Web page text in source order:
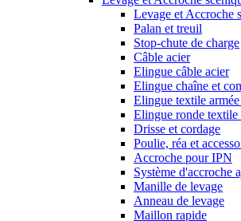
Levage et Accroche
Palan et treuil
Stop-chute de charge
Câble acier
Elingue câble acier
Elingue chaîne et
Elingue textile
Elingue ronde textile
Drisse et cordage
Poulie, réa et
Accroche pour IPN
Système d'accroche
Manille de levage
Anneau de levage
Maillon rapide